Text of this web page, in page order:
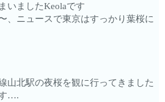
いましたKeolaです
、ニュースで東京はすっかり葉桜に
山北駅の夜桜を観に行ってきました
….